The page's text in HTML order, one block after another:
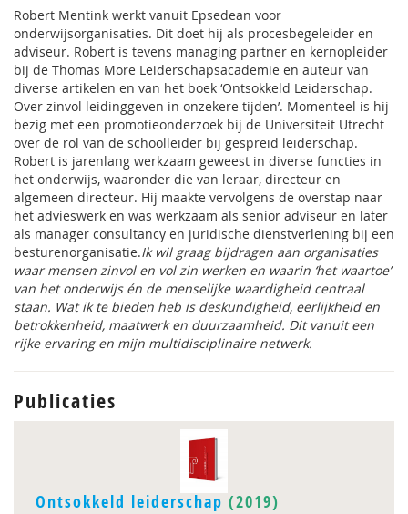
Robert Mentink werkt vanuit Epsedean voor
onderwijsorganisaties. Dit doet hij als procesbegeleider en
adviseur. Robert is tevens managing partner en kernopleider
bij de Thomas More Leiderschapsacademie en auteur van
diverse artikelen en van het boek ‘Ontsokkeld Leiderschap.
Over zinvol leidinggeven in onzekere tijden’. Momenteel is hij
bezig met een promotieonderzoek bij de Universiteit Utrecht
over de rol van de schoolleider bij gespreid leiderschap.
Robert is jarenlang werkzaam geweest in diverse functies in
het onderwijs, waaronder die van leraar, directeur en
algemeen directeur. Hij maakte vervolgens de overstap naar
het advieswerk en was werkzaam als senior adviseur en later
als manager consultancy en juridische dienstverlening bij een
besturenorganisatie.Ik wil graag bijdragen aan organisaties
waar mensen zinvol en vol zin werken en waarin ‘het waartoe’
van het onderwijs én de menselijke waardigheid centraal
staan. Wat ik te bieden heb is deskundigheid, eerlijkheid en
betrokkenheid, maatwerk en duurzaamheid. Dit vanuit een
rijke ervaring en mijn multidisciplinaire netwerk.
Publicaties
Ontsokkeld leiderschap (2019)